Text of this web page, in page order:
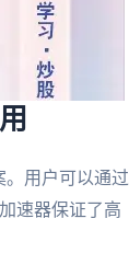
。用户可以通过
速器保证了高